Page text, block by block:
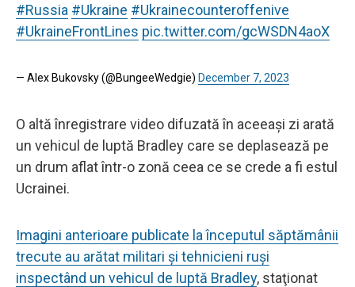
#Russia #Ukraine #Ukrainecounteroffenive
#UkraineFrontLines pic.twitter.com/gcWSDN4aoX
— Alex Bukovsky (@BungeeWedgie) December 7, 2023
O altă înregistrare video difuzată în aceeași zi arată
un vehicul de luptă Bradley care se deplasează pe
un drum aflat într-o zonă ceea ce se crede a fi estul
Ucrainei.
Imagini anterioare publicate la începutul săptămânii
trecute au arătat militari şi tehnicieni ruşi
inspectând un vehicul de luptă Bradley, staţionat